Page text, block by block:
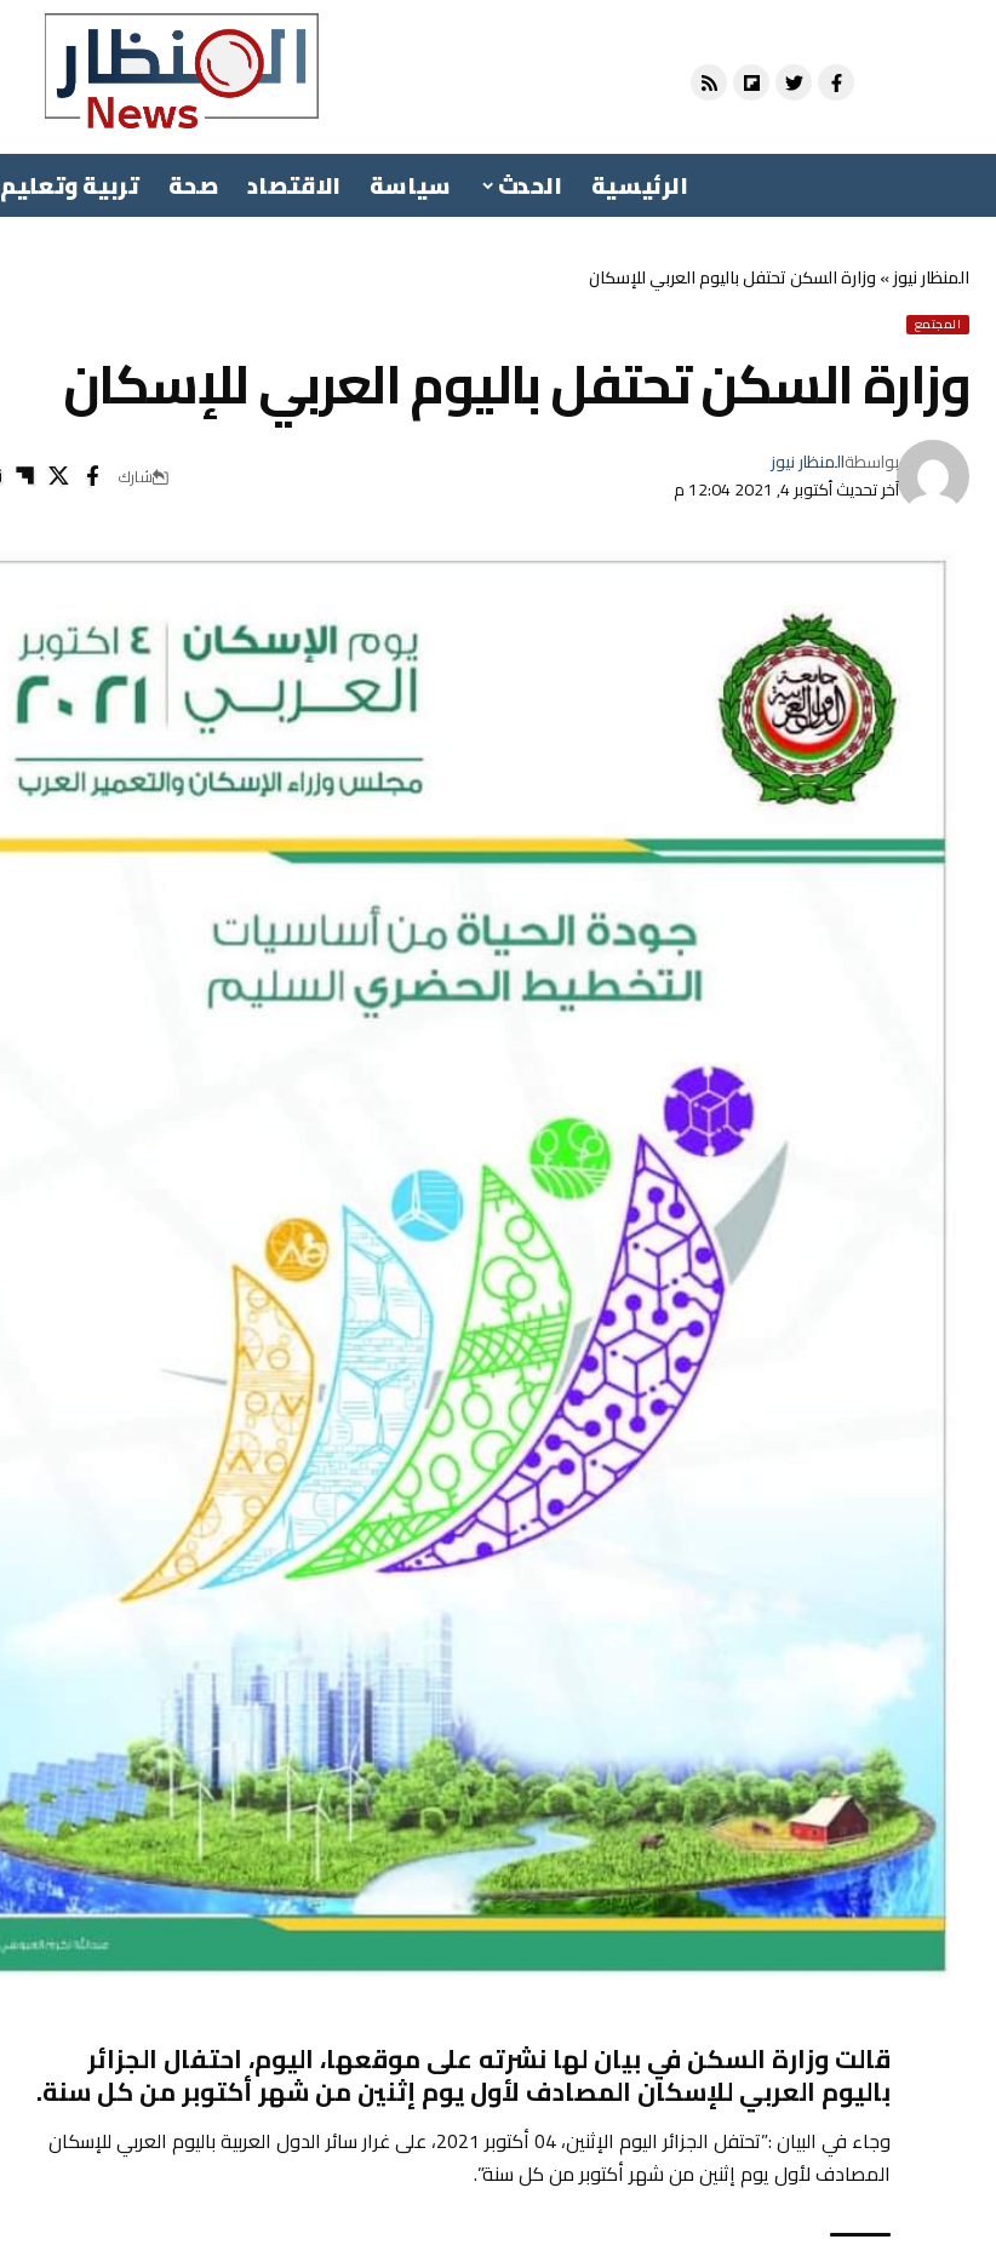
الرئيسية الحدث سياسة الاقتصاد صحة تربية وتعليم
المنظار نيوز»وزارة السكن تحتفل باليوم العربي للإسكان
المجتمع
وزارة السكن تحتفل باليوم العربي للإسكان
آخر تحديث أكتوبر 4, 2021 12:04 م
بواسطةالمنظار نيوز شارك
قالت وزارة السكن في بيان لها نشرته على موقعها، اليوم، احتفال الجزائر
باليوم العربي للإسكان المصادف لأول يوم إثنين من شهر أكتوبر من كل سنة.
وجاء في البيان :”تحتفل الجزائر اليوم الإثنين، 04 أكتوبر 2021، على غرار سائر الدول العربية باليوم العربي للإسكان
المصادف لأول يوم إثنين من شهر أكتوبر من كل سنة”.